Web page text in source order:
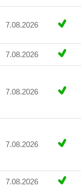
7.08.2026
7.08.2026
7.08.2026
7.08.2026
7.08.2026